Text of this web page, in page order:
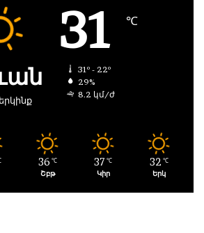
31 ℃
31º - 22º
29%
8.2 կմ/ժ
36 ℃
Շբթ
37 ℃
Կիր
32 ℃
Երկ